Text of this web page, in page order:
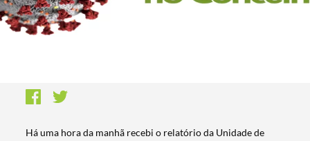
Há uma hora da manhã recebi o relatório da Unidade de